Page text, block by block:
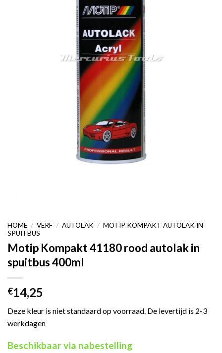
HOME / VERF / AUTOLAK / MOTIP KOMPAKT AUTOLAK IN
SPUITBUS
Motip Kompakt 41180 rood autolak in
spuitbus 400ml
€14,25
Deze kleur is niet standaard op voorraad. De levertijd is 2-3
werkdagen
Beschikbaar via nabestelling